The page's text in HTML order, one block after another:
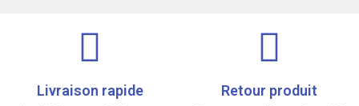
Livraison rapide Retour produit